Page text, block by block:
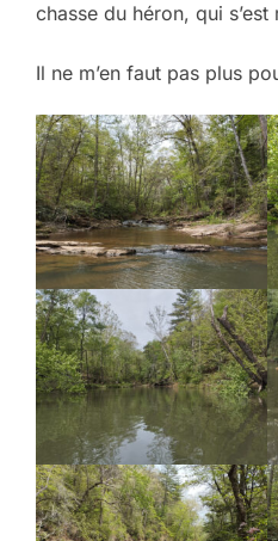
chasse du héron, qui
Il ne m’en faut pas plus